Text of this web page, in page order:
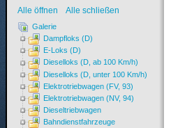
Alle öffnen Alle schließen
Galerie
Dampfloks (D)
E-Loks (D)
Dieselloks (D, ab 100 Km/h)
Dieselloks (D, unter 100 Km/h)
Elektrotriebwagen (FV, 93)
Elektrotriebwagen (NV, 94)
Dieseltriebwagen
Bahndienstfahrzeuge